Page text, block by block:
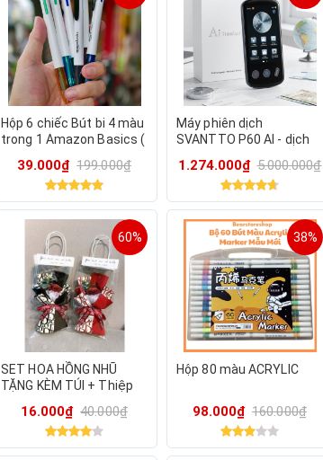
Hộp 6 chiếc Bút bi 4 màu
trong 1 Amazon Basics (
39.000₫ 199.000₫
Máy phiên dịch
SVANTTO P60 AI - dịch
1.274.000₫ 5.000.000₫
60%
SET HOA HỒNG NHŨ
TẶNG KÈM TÚI + Thiệp
16.000₫ 40.000₫
38%
Hộp 80 màu ACRYLIC
98.000₫ 160.000₫